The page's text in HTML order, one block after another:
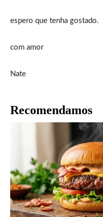
espero que tenha gostado.
com amor
Nate
Recomendamos